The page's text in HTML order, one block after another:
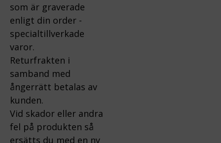
som är graverade
enligt din order -
specialtillverkade
varor.
Returfrakten i
samband med
ångerrätt betalas av
kunden.
Vid skador eller andra
fel på produkten så
ersätts du med en ny